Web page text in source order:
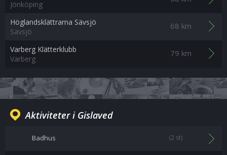
Jönköping
Höglandsklättrarna Sävsjö
Sävsjö
68 km
Varberg Klätterklubb
Varberg
79 km
Aktiviteter i Gislaved
Badhus (2 st)